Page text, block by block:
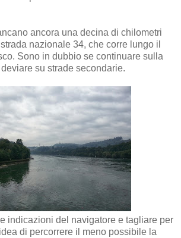
ancora una decina di chilometri
nazionale 34, che corre lungo il
Sono in dubbio se continuare sulla
su strade secondarie.
indicazioni del navigatore e tagliare per
di percorrere il meno possibile la